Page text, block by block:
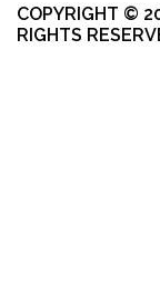
COPYRIGHT ©
RIGHTS